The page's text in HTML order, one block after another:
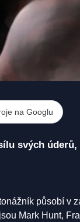
na Googlu
svých úderů,
působí v
Mark Hunt,